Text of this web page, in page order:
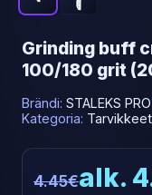
Grinding buff
100/180 grit
Brändi: STALEKS PRO
Kategoria: Tarvikkeet
4.45€alk.